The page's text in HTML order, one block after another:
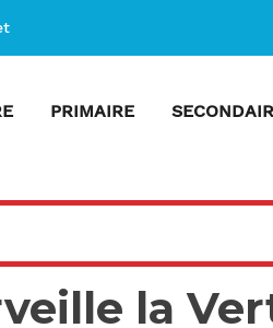
PRIMAIRE
la